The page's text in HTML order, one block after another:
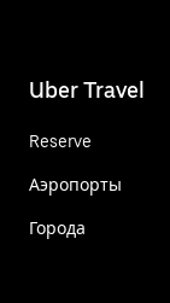
Uber Travel
Reserve
Аэропорты
Города